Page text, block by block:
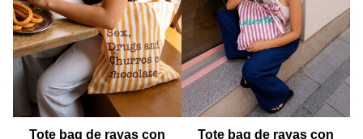
Tote bag de rayas con Tote bag de rayas con